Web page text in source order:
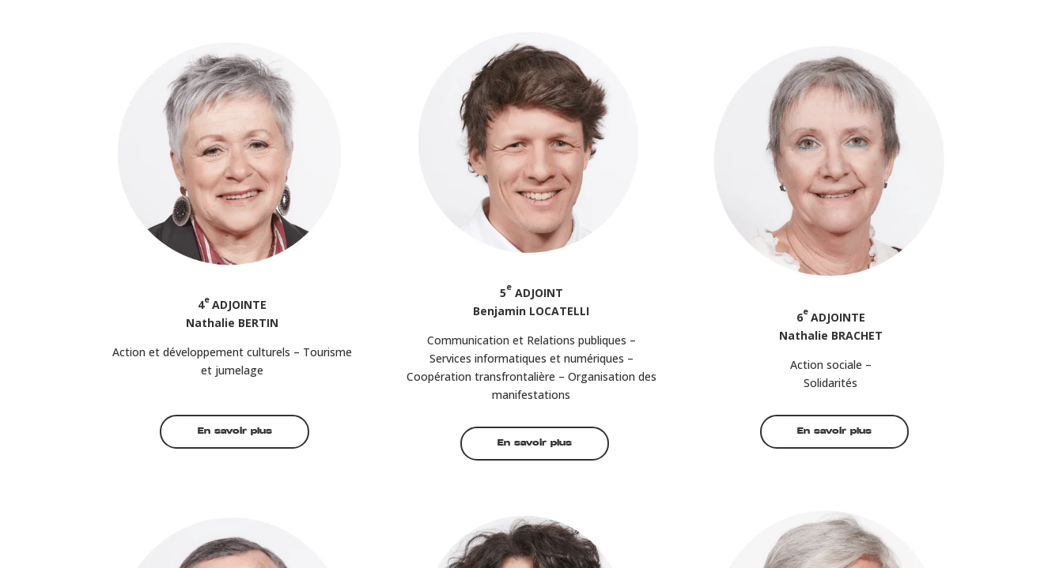
4e ADJOINTE
Nathalie BERTIN
Action et développement culturels – Tourisme
et jumelage
En savoir plus
5eADJOINT
Benjamin LOCATELLI
Communication et Relations publiques –
Services informatiques et numériques –
Coopération transfrontalière – Organisation des
manifestations
En savoir plus
6e ADJOINTE
Nathalie BRACHET
Action sociale –
Solidarités
En savoir plus